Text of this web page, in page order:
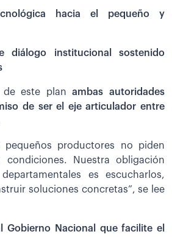
hacia el pequeño y
diálogo institucional sostenido
de este planambas autoridades
de ser el eje articulador entre
pequeños productores no piden
Nuestra obligación
es escucharlos,
soluciones concretas”, se lee
Gobierno Nacional que facilite el